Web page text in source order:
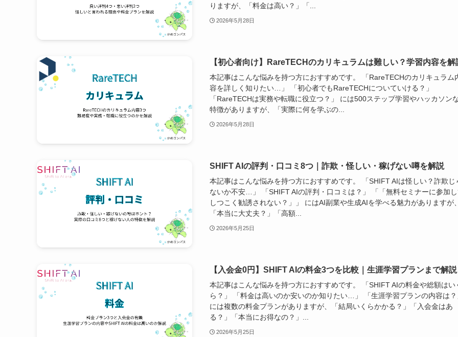
りますが、「料金は高い？」「...
2026年5月28日
【初心者向け】RareTECHのカリキュラムは難しい？学習内容を解
本記事はこんな悩みを持つ方におすすめです。 「RareTECHのカリキュラム
容を詳しく知りたい…」 「初心者でもRareTECHについていける？」
「RareTECHは実務や転職に役立つ？」 には500ステップ学習やハッカソン
特徴がありますが、「実際に何を学ぶの...
2026年5月28日
SHIFT AIの評判・口コミ8つ｜詐欺・怪しい・稼げない噂を解説
本記事はこんな悩みを持つ方におすすめです。 「SHIFT AIは怪しい？詐欺じ
ないか不安…」 「SHIFT AIの評判・口コミは？」 「「無料セミナーに参加
しつこく勧誘されない？」」 にはAI副業や生成AIを学べる魅力がありますが、
「本当に大丈夫？」「高額...
2026年5月25日
【入会金0円】SHIFT AIの料金3つを比較｜生涯学習プランまで解説
本記事はこんな悩みを持つ方におすすめです。 「SHIFT AIの料金や総額はい
ら？」 「料金は高いのか安いのか知りたい…」 「生涯学習プランの内容は？
には複数の料金プランがありますが、「結局いくらかかる？」「入会金はあ
る？」「本当にお得なの？」...
2026年5月25日